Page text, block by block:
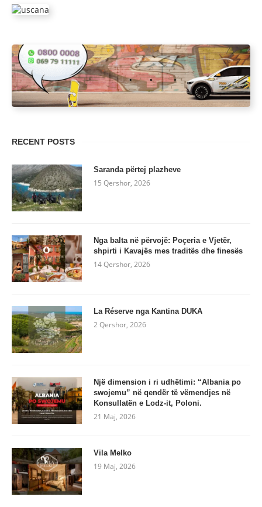
RECENT POSTS
Saranda përtej plazheve
15 Qershor, 2026
Nga balta në përvojë: Poçeria e Vjetër,
shpirti i Kavajës mes traditës dhe finesës
14 Qershor, 2026
La Réserve nga Kantina DUKA
2 Qershor, 2026
Një dimension i ri udhëtimi: “Albania po
swojemu” në qendër të vëmendjes në
Konsullatën e Lodz-it, Poloni.
21 Maj, 2026
Vila Melko
19 Maj, 2026